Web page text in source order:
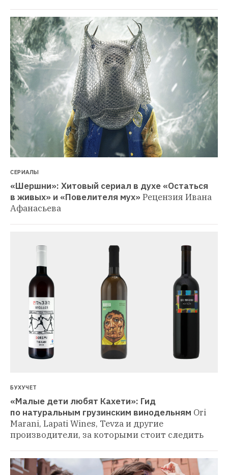
СЕРИАЛЫ
«Шершни»: Хитовый сериал в духе «Остаться
в живых» и «Повелителя мух» Рецензия Ивана
Афанасьева
БУХУЧЕТ
«Малые дети любят Кахети»: Гид
по натуральным грузинским винодельням Ori
Marani, Lapati Wines, Tevza и другие
производители, за которыми стоит следить